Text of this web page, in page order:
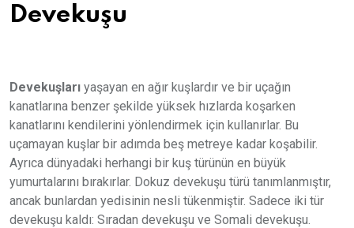
Devekuşu
Devekuşları yaşayan en ağır kuşlardır ve bir uçağın
kanatlarına benzer şekilde yüksek hızlarda koşarken
kanatlarını kendilerini yönlendirmek için kullanırlar. Bu
uçamayan kuşlar bir adımda beş metreye kadar koşabilir.
Ayrıca dünyadaki herhangi bir kuş türünün en büyük
yumurtalarını bırakırlar. Dokuz devekuşu türü tanımlanmıştır,
ancak bunlardan yedisinin nesli tükenmiştir. Sadece iki tür
devekuşu kaldı: Sıradan devekuşu ve Somali devekuşu.